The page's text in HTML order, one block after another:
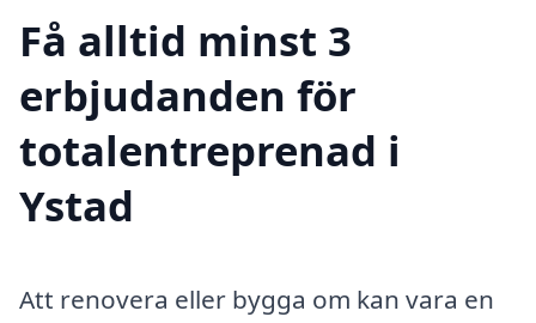
Få alltid minst 3
erbjudanden för
totalentreprenad i
Ystad
Att renovera eller bygga om kan vara en